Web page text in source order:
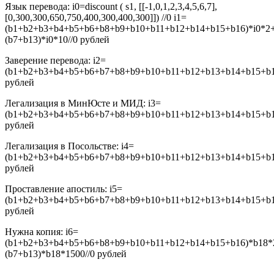
Язык перевода: i0=discount ( s1, [[-1,0,1,2,3,4,5,6,7],
[0,300,300,650,750,400,300,400,300]]) //0 i1=
(b7+b13)*i0*10//0 рублей
Заверение перевода: i2=
рублей
Легализация в МинЮсте и МИД: i3=
рублей
Легализация в Посольстве: i4=
рублей
Проставление апостиль: i5=
рублей
Нужна копия: i6=
(b7+b13)*b18*1500//0 рублей